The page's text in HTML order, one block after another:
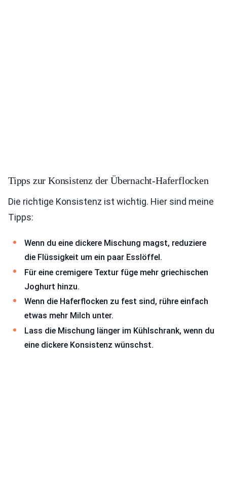
Tipps zur Konsistenz der Übernacht-Haferflocken
Die richtige Konsistenz ist wichtig. Hier sind meine
Tipps:
Wenn du eine dickere Mischung magst, reduziere
die Flüssigkeit um ein paar Esslöffel.
Für eine cremigere Textur füge mehr griechischen
Joghurt hinzu.
Wenn die Haferflocken zu fest sind, rühre einfach
etwas mehr Milch unter.
Lass die Mischung länger im Kühlschrank, wenn du
eine dickere Konsistenz wünschst.